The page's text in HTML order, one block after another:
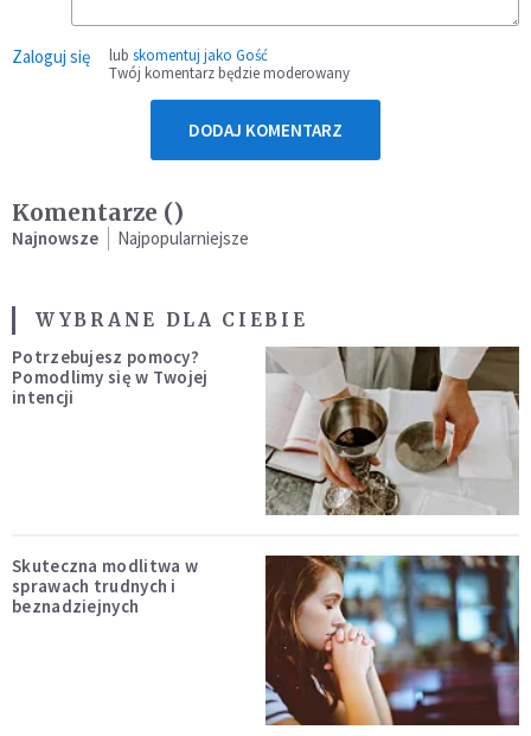
Zaloguj się lub skomentuj jako Gość
Twój komentarz będzie moderowany
DODAJ KOMENTARZ
Komentarze ()
Najnowsze Najpopularniejsze
WYBRANE DLA CIEBIE
Potrzebujesz pomocy?
Pomodlimy się w Twojej
intencji
Skuteczna modlitwa w
sprawach trudnych i
beznadziejnych